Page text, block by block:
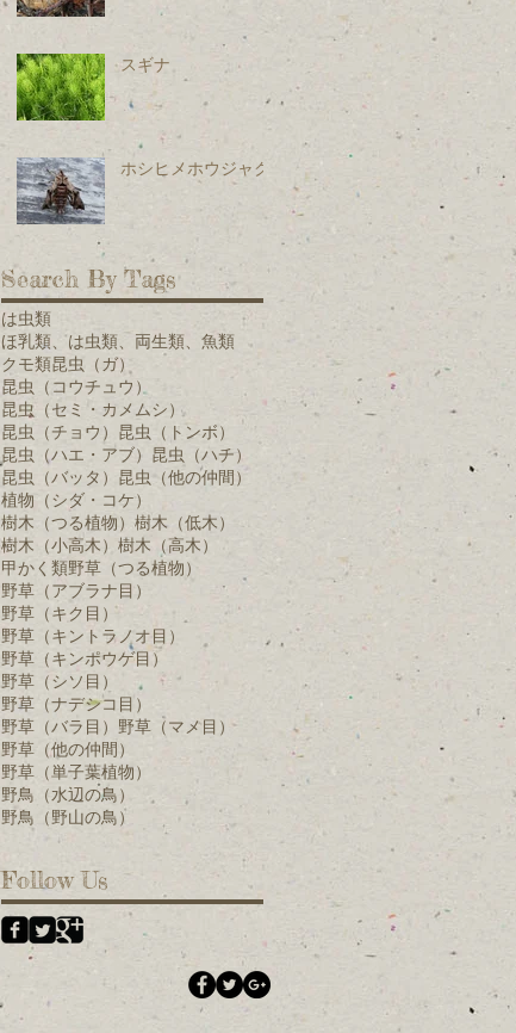
スギナ
ホシヒメホウジャク
Search By Tags
は虫類
ほ乳類、は虫類、両生類、魚類
クモ類昆虫（ガ）
昆虫（コウチュウ）
昆虫（セミ・カメムシ）
昆虫（チョウ） 昆虫（トンボ）
昆虫（ハエ・アブ） 昆虫（ハチ）
昆虫（バッタ） 昆虫（他の仲間）
植物（シダ・コケ）
樹木（つる植物） 樹木（低木）
樹木（小高木） 樹木（高木）
甲かく類野草（つる植物）
野草（アブラナ目）
野草（キク目）
野草（キントラノオ目）
野草（キンポウゲ目）
野草（シソ目）
野草（ナデシコ目）
野草（バラ目） 野草（マメ目）
野草（他の仲間）
野草（単子葉植物）
野鳥（水辺の鳥）
野鳥（野山の鳥）
Follow Us